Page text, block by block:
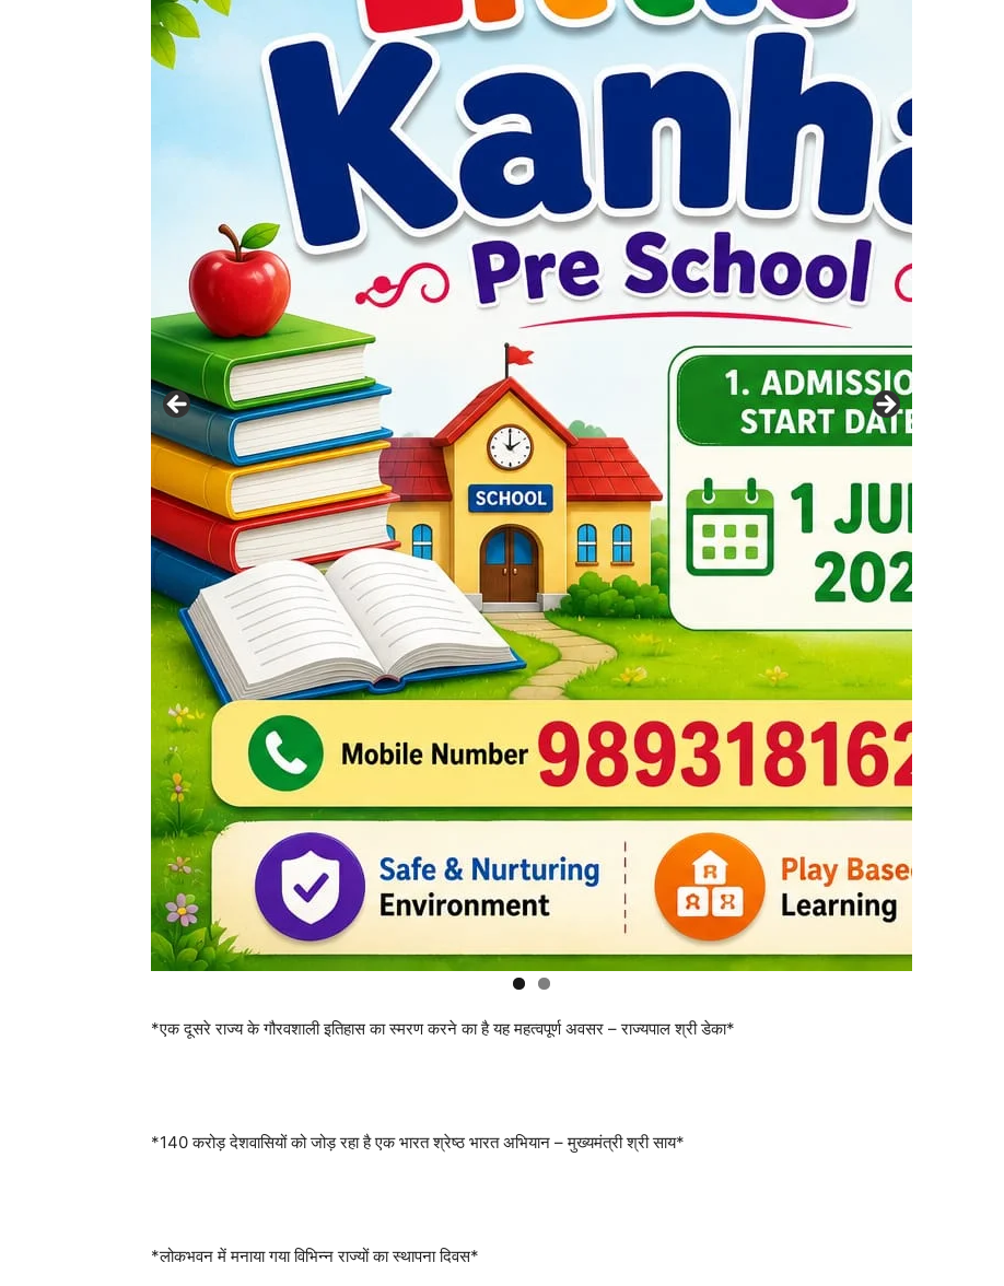
*एक दूसरे राज्य के गौरवशाली इतिहास का स्मरण करने का है यह महत्वपूर्ण अवसर – राज्यपाल श्री डेका*
*140 करोड़ देशवासियों को जोड़ रहा है एक भारत श्रेष्ठ भारत अभियान – मुख्यमंत्री श्री साय*
*लोकभवन में मनाया गया विभिन्न राज्यों का स्थापना दिवस*